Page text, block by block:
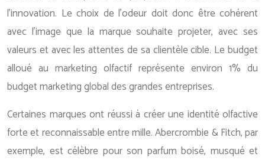
l’innovation. Le choix de l’odeur doit donc être cohérent
avec l’image que la marque souhaite projeter, avec ses
valeurs et avec les attentes de sa clientèle cible. Le budget
alloué au marketing olfactif représente environ 1% du
budget marketing global des grandes entreprises.
Certaines marques ont réussi à créer une identité olfactive
forte et reconnaissable entre mille. Abercrombie & Fitch, par
exemple, est célèbre pour son parfum boisé, musqué et